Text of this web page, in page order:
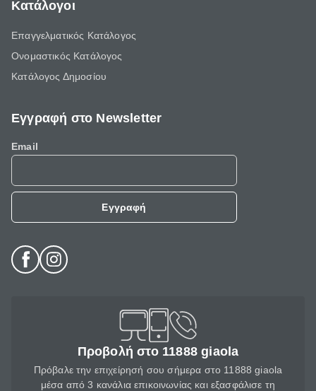
Κατάλογοι
Επαγγελματικός Κατάλογος
Ονομαστικός Κατάλογος
Κατάλογος Δημοσίου
Εγγραφή στο Newsletter
Email
Εγγραφή
Προβολή στο 11888 giaola
Πρόβαλε την επιχείρησή σου σήμερα στο 11888 giaola
μέσα από 3 κανάλια επικοινωνίας και εξασφάλισε τη